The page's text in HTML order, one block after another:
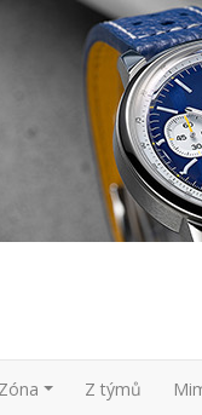
Z týmů